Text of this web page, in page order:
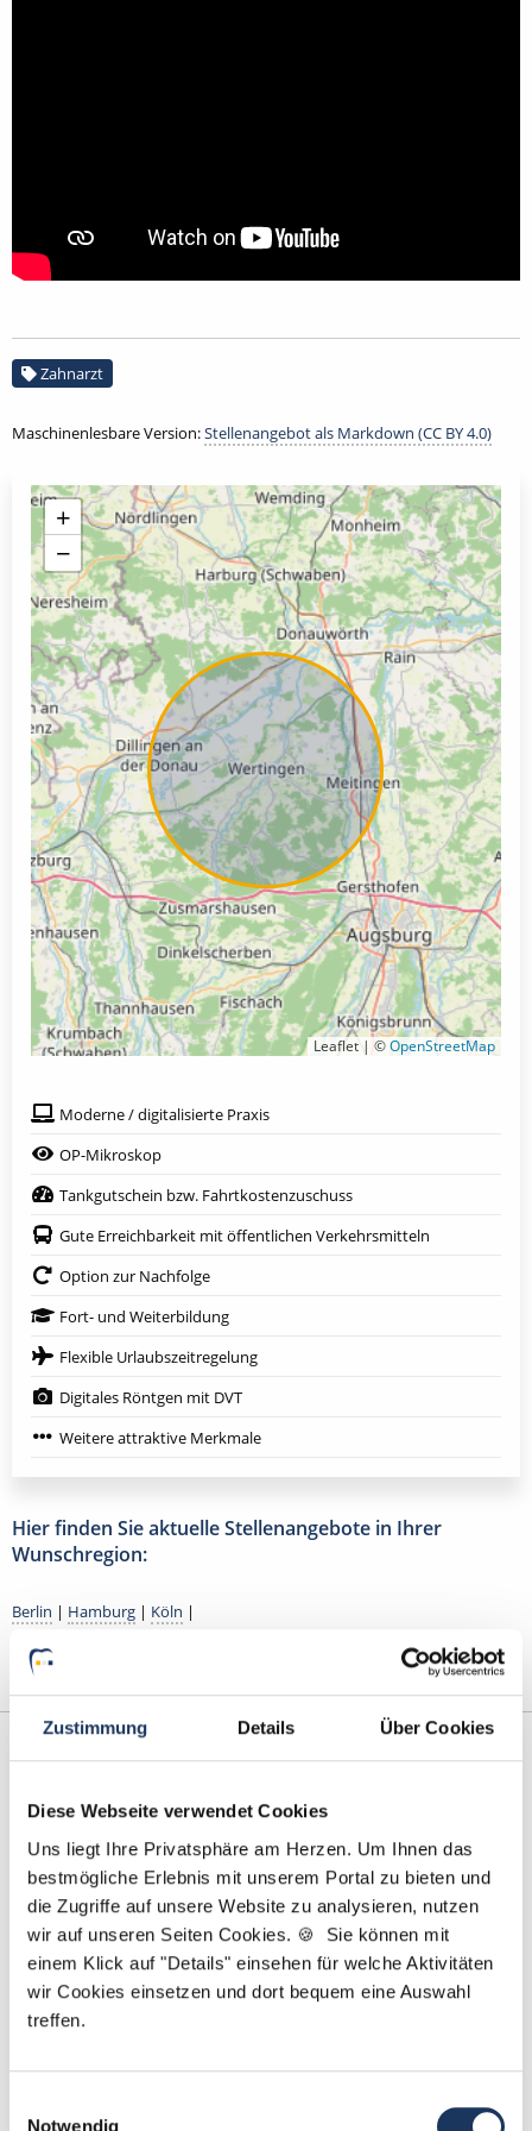
Zustimmung Details Über Cookies
Diese Webseite verwendet Cookies
Uns liegt Ihre Privatsphäre am Herzen. Um Ihnen das
bestmögliche Erlebnis mit unserem Portal zu bieten und
die Zugriffe auf unsere Website zu analysieren, nutzen
wir auf unseren Seiten Cookies. 🍪 Sie können mit
einem Klick auf "Details" einsehen für welche Aktivitäten
wir Cookies einsetzen und dort bequem eine Auswahl
treffen.
Notwendig
Zahnarzt
Maschinenlesbare Version:Stellenangebot als Markdown (CC BY 4.0)
+
−
Leaflet | ©OpenStreetMap
Moderne / digitalisierte Praxis
OP-Mikroskop
Tankgutschein bzw. Fahrtkostenzuschuss
Gute Erreichbarkeit mit öffentlichen Verkehrsmitteln
Option zur Nachfolge
Fort- und Weiterbildung
Flexible Urlaubszeitregelung
Digitales Röntgen mit DVT
Weitere attraktive Merkmale
Hier finden Sie aktuelle Stellenangebote in Ihrer
Wunschregion:
Berlin | Hamburg | Köln |
Sarah Grützmacher
Ansprechpartnerin
einer Zahnarztpraxis zu finden. Kontaktieren Sie
mich gerne, wenn Sie Fragen zu unserem Service